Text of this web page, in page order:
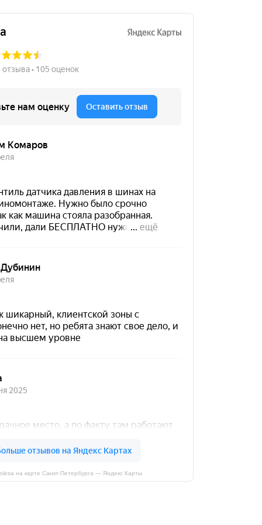
на карте Санкт‑Петербурга — Яндекс Карты